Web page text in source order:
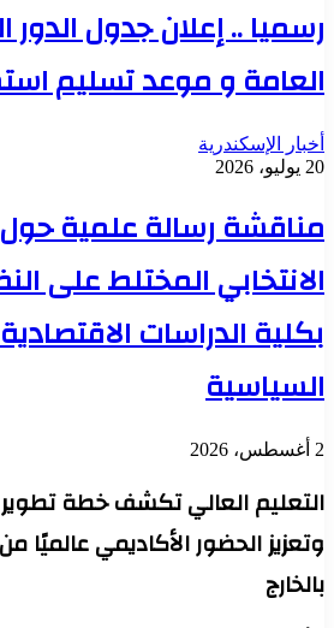
رسميا .. إعلان جدول الدور
العامة و موعد تسليم
أخبار الإسكندرية
20 يوليو، 2026
مناقشة رسالة علمية حول
الانتخابي المختلط على
بكلية الدراسات
السياسية
2 أغسطس، 2026
التعليم العالي تكشف خطة تطوير
وتعزيز الحضور الأكاديمي عالميًا
بالخارج